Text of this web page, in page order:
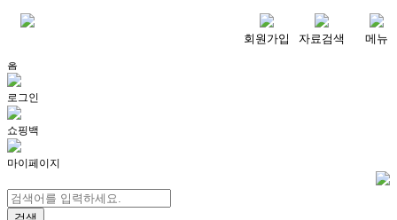
회원가입 자료검색 메뉴
홈
로그인
쇼핑백
마이페이지